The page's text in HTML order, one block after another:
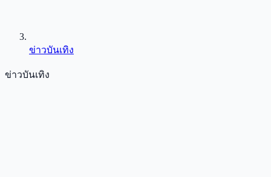
ข่าวบันเทิง
ข่าวบันเทิง